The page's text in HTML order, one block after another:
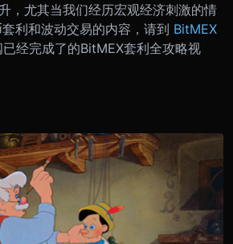
，尤其当我们经历宏观经济刺激的情
利和波动交易的内容，请到 BitMEX
经完成了的BitMEX套利全攻略视